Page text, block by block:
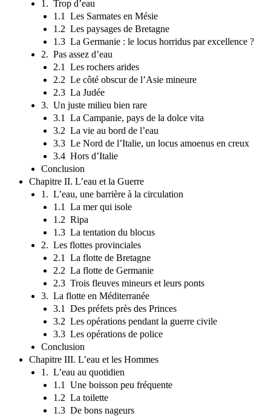
1. Trop d’eau
1.1 Les Sarmates en Mésie
1.2 Les paysages de Bretagne
1.3 La Germanie : le locus horridus par excellence ?
2. Pas assez d’eau
2.1 Les rochers arides
2.2 Le côté obscur de l’Asie mineure
2.3 La Judée
3. Un juste milieu bien rare
3.1 La Campanie, pays de la dolce vita
3.2 La vie au bord de l’eau
3.3 Le Nord de l’Italie, un locus amoenus en creux
3.4 Hors d’Italie
Conclusion
Chapitre II. L’eau et la Guerre
1. L’eau, une barrière à la circulation
1.1 La mer qui isole
1.2 Ripa
1.3 La tentation du blocus
2. Les flottes provinciales
2.1 La flotte de Bretagne
2.2 La flotte de Germanie
2.3 Trois fleuves mineurs et leurs ponts
3. La flotte en Méditerranée
3.1 Des préfets près des Princes
3.2 Les opérations pendant la guerre civile
3.3 Les opérations de police
Conclusion
Chapitre III. L’eau et les Hommes
1. L’eau au quotidien
1.1 Une boisson peu fréquente
1.2 La toilette
1.3 De bons nageurs